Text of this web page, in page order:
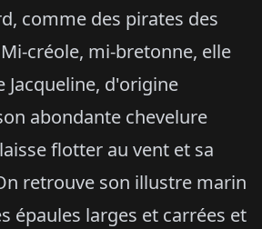
comme des pirates des
créole, mi-bretonne, elle
Jacqueline, d'origine
abondante chevelure
flotter au vent et sa
retrouve son illustre marin
épaules larges et carrées et